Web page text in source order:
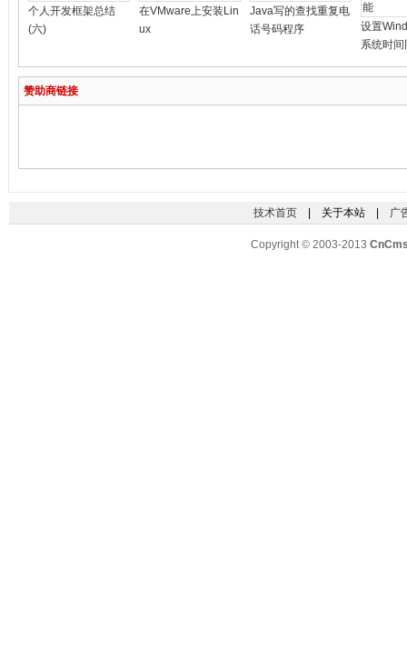
个人开发框架总结
(六)
在VMware上安装Lin
ux
Java写的查找重复电
话号码程序
设置
系统时
赞助商链接
技术首页| 关于本站 | 广
Copyright © 2003-2013